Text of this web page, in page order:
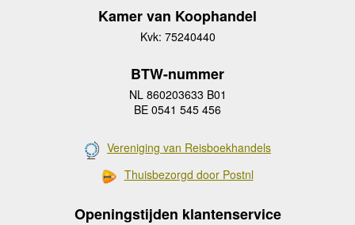
Kamer van Koophandel
Kvk: 75240440
BTW-nummer
NL 860203633 B01
BE 0541 545 456
Vereniging van Reisboekhandels
Thuisbezorgd door Postnl
Openingstijden klantenservice